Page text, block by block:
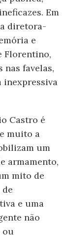
Em
diretora-
e
Florentino,
nas favelas,
inexpressiva
Castro é
muito a
um
armamento,
mito de
e uma
não
ou